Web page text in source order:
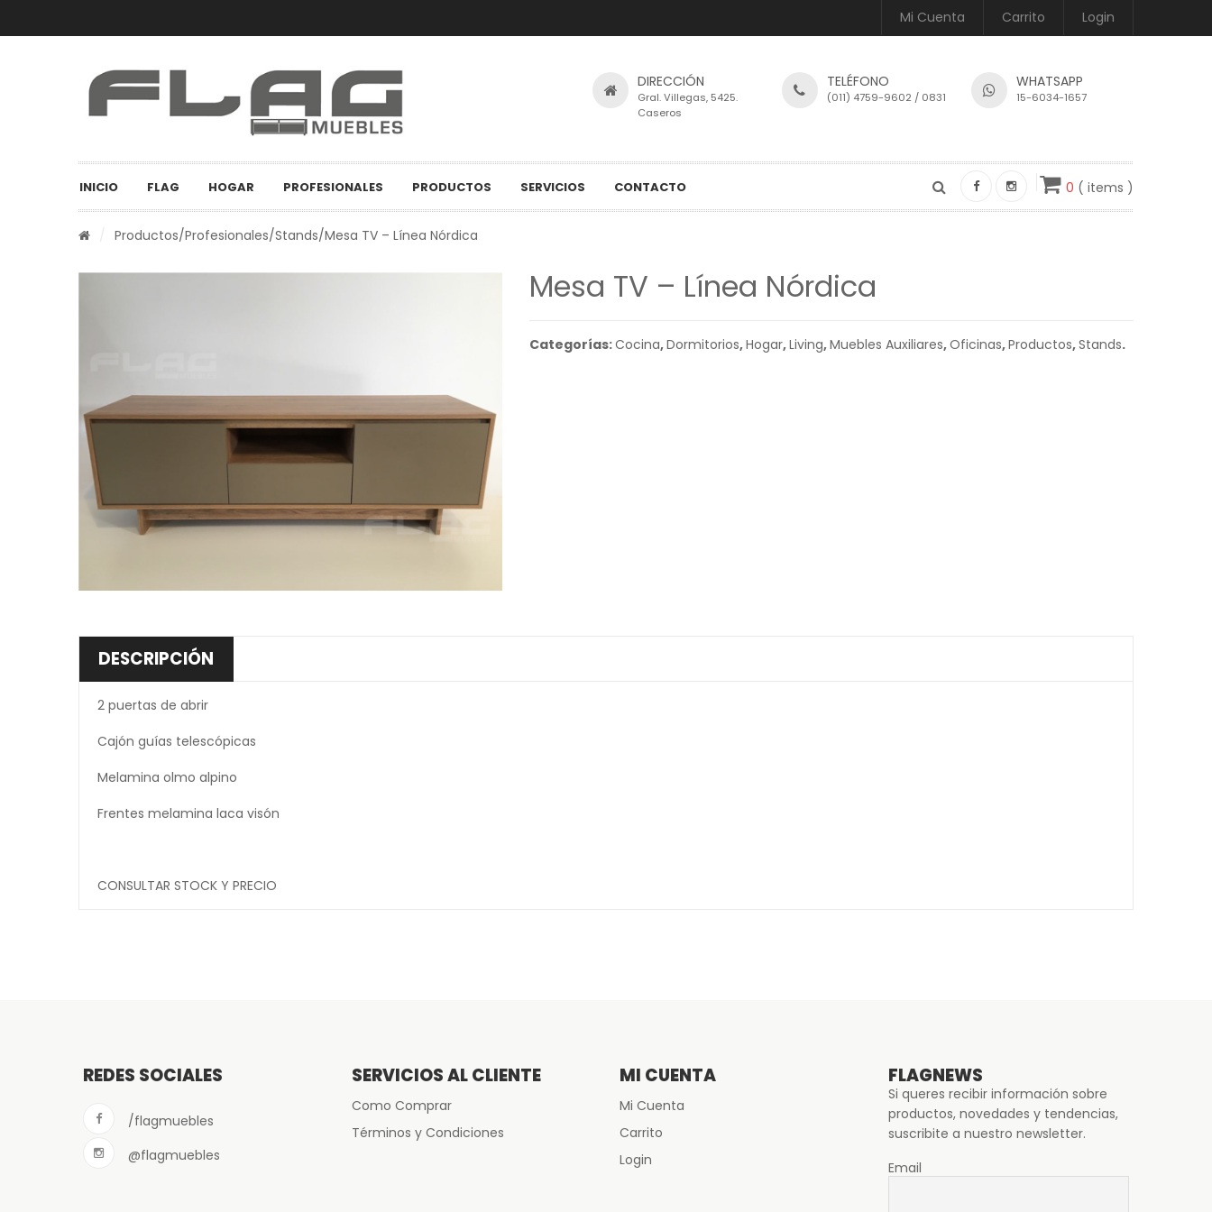
Mi Cuenta Carrito Login
DIRECCIÓN
Gral. Villegas, 5425.
Caseros
TELÉFONO
(011) 4759-9602 / 0831
WHATSAPP
15-6034-1657
INICIO FLAG HOGAR PROFESIONALES PRODUCTOS SERVICIOS CONTACTO 0 ( items )
Productos/Profesionales/Stands/Mesa TV – Línea Nórdica
Mesa TV – Línea Nórdica
Categorías:Cocina,Dormitorios,Hogar,Living,Muebles Auxiliares,Oficinas,Productos,Stands.
DESCRIPCIÓN
2 puertas de abrir
Cajón guías telescópicas
Melamina olmo alpino
Frentes melamina laca visón
CONSULTAR STOCK Y PRECIO
REDES SOCIALES
/flagmuebles
@flagmuebles
SERVICIOS AL CLIENTE
Como Comprar
Términos y Condiciones
MI CUENTA
Mi Cuenta
Carrito
Login
FLAGNEWS
Si queres recibir información sobre
productos, novedades y tendencias,
suscribite a nuestro newsletter.
Email